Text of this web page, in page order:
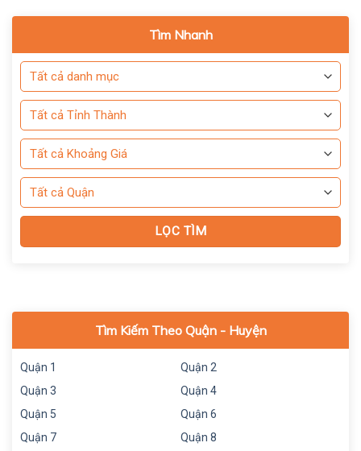
Tìm Nhanh
Tìm Kiếm Theo Quận - Huyện
Quận 1
Quận 2
Quận 3
Quận 4
Quận 5
Quận 6
Quận 7
Quận 8